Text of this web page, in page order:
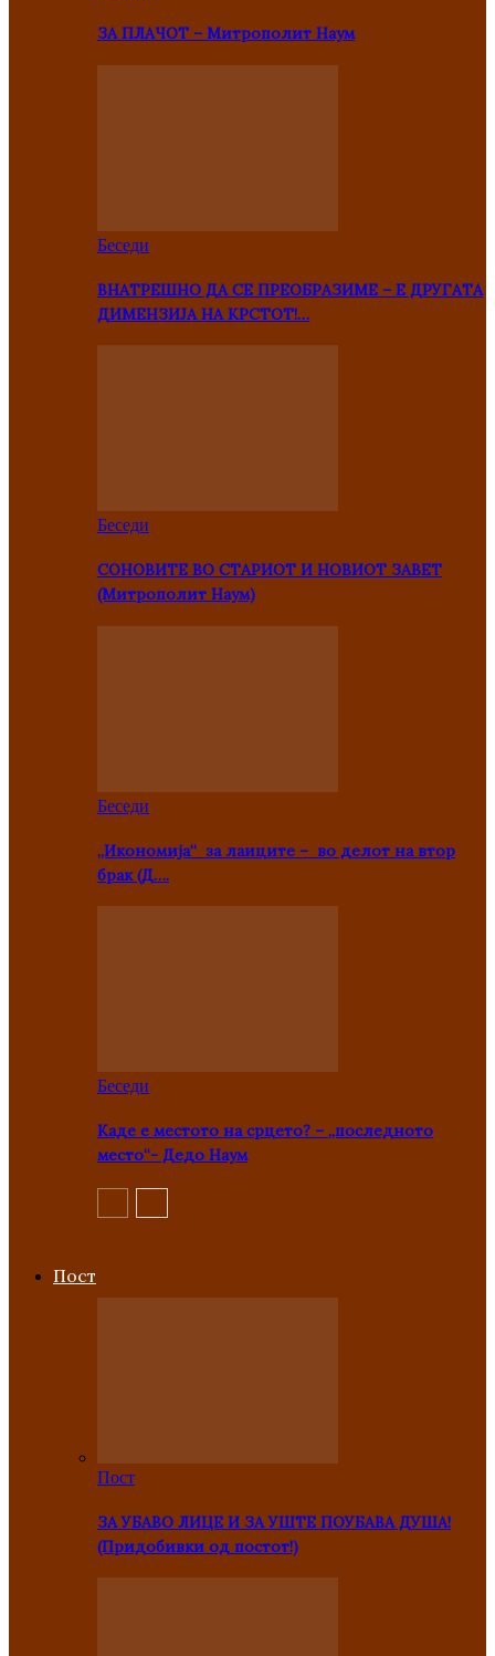
ЗА ПЛАЧОТ – Митрополит Наум
Беседи
ВНАТРЕШНО ДА СЕ ПРЕОБРАЗИМЕ – Е ДРУГАТА
ДИМЕНЗИЈА НА КРСТОТ!…
Беседи
СОНОВИТЕ ВО СТАРИОТ И НОВИОТ ЗАВЕТ
(Митрополит Наум)
Беседи
„Икономија“ за лаиците – во делот на втор
брак (Д….
Беседи
Каде е местото на срцето? – „последното
место“- Дедо Наум
Пост
Пост
ЗА УБАВО ЛИЦЕ И ЗА УШТЕ ПОУБАВА ДУША!
(Придобивки од постот!)